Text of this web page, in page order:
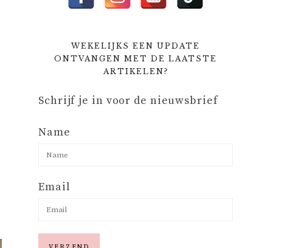
WEKELIJKS EEN UPDATE
ONTVANGEN MET DE LAATSTE
ARTIKELEN?
Schrijf je in voor de nieuwsbrief
Name
Email